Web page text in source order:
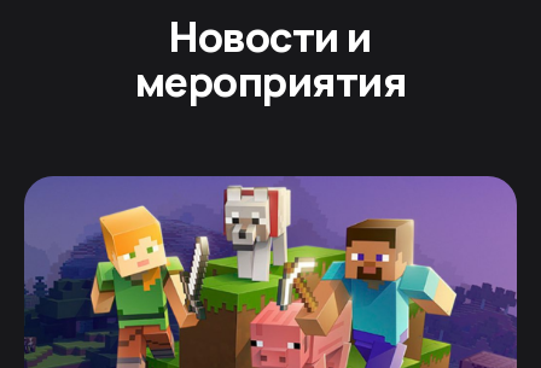
Новости и
мероприятия